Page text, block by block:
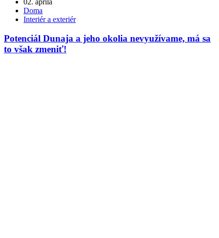
Doma
Interiér a exteriér
Potenciál Dunaja a jeho okolia nevyužívame, má sa
to však zmeniť!